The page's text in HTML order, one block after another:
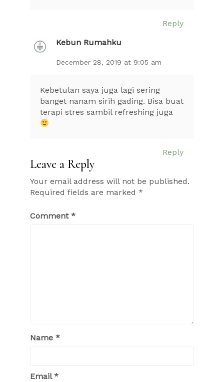
Reply
Kebun Rumahku
December 28, 2019 at 9:05 am
Kebetulan saya juga lagi sering
banget nanam sirih gading. Bisa buat
terapi stres sambil refreshing juga
Reply
Leave a Reply
Your email address will not be published.
Required fields are marked *
Comment *
Name *
Email*